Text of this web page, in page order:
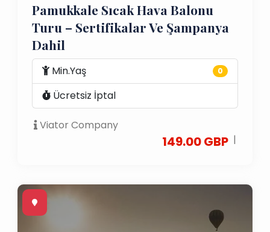
Pamukkale Sıcak Hava Balonu
Turu – Sertifikalar Ve Şampanya
Dahil
Min.Yaş 0
Ücretsiz İptal
Viator Company
149.00 GBP |